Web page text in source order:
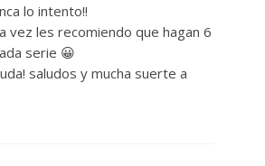
lo intento!!
vez les recomiendo que hagan 6
serie 😀
saludos y mucha suerte a